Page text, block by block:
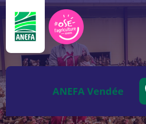
ANEFA Vendée